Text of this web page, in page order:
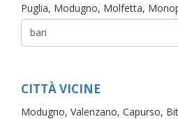
Puglia, Modugno, Molfetta,
CITTÀ VICINE
Modugno, Valenzano, Capurso,